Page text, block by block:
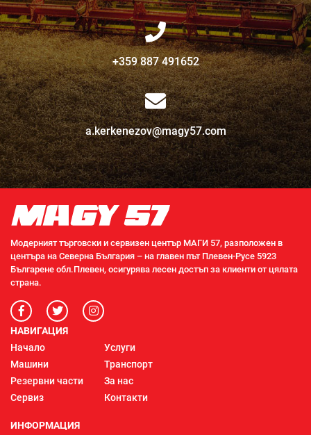
+359 887 491652
a.kerkenezov@magy57.com
Модерният търговски и сервизен център МАГИ 57, разположен в
центъра на Северна България – на главен път Плевен-Русе 5923
Българене обл.Плевен, осигурява лесен достъп за клиенти от цялата
страна.
НАВИГАЦИЯ
Начало
Машини
Резервни части
Сервиз
Услуги
Транспорт
За нас
Контакти
ИНФОРМАЦИЯ